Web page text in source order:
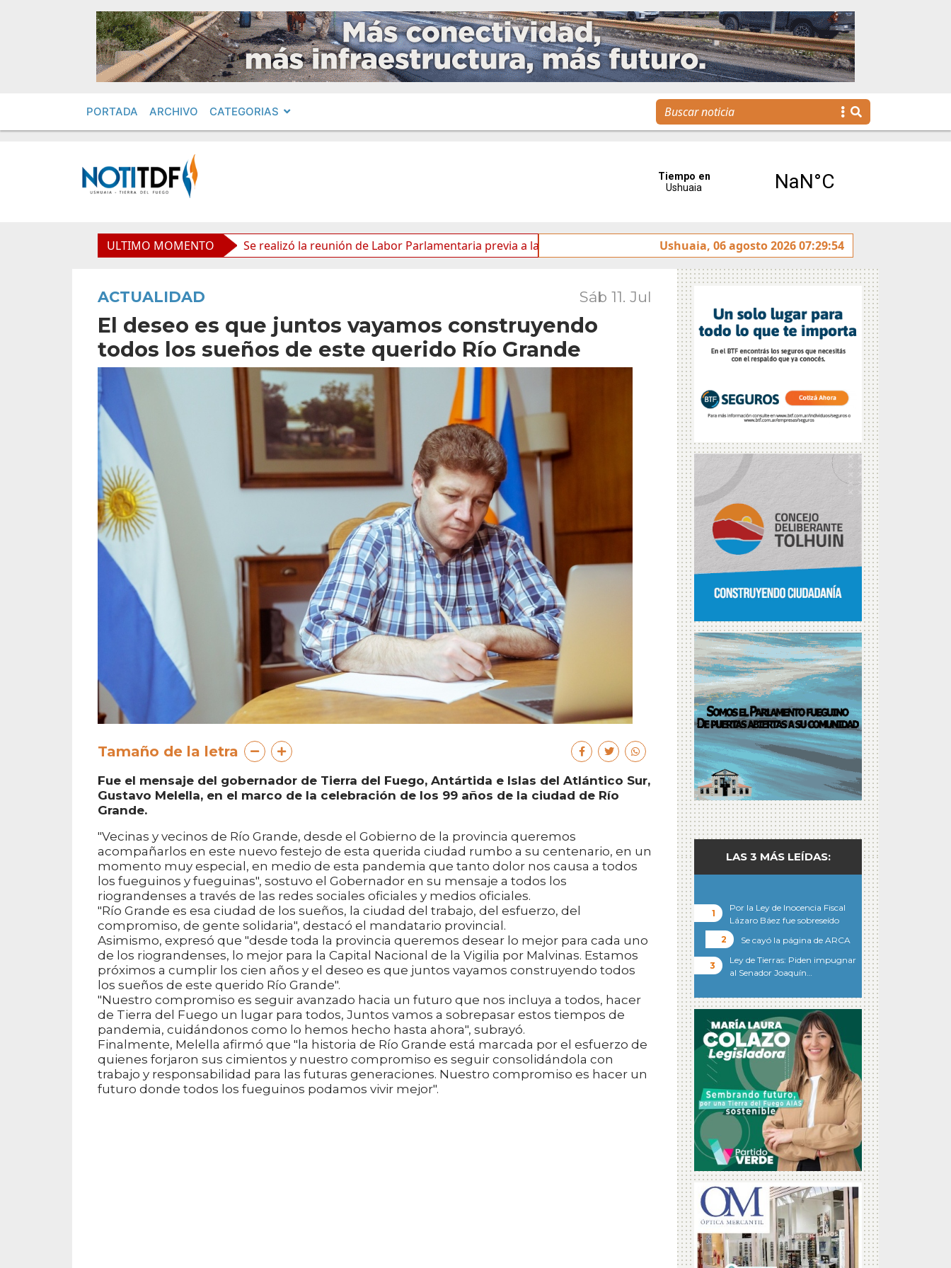
PORTADA ARCHIVO CATEGORIAS
ULTIMO MOMENTO
por «ficha limpia» Se realizó la reunión de Labor Parlamentaria previa a la 5.ª Sesión Ordinaria La Escuela Municipal de Emprendedores impulsa la
Ushuaia, 06 agosto 2026 07:29:54
ACTUALIDAD Sáb 11. Jul
El deseo es que juntos vayamos construyendo
todos los sueños de este querido Río Grande
Tamaño de la letra
Fue el mensaje del gobernador de Tierra del Fuego, Antártida e Islas del Atlántico Sur,
Gustavo Melella, en el marco de la celebración de los 99 años de la ciudad de Río
Grande.
"Vecinas y vecinos de Río Grande, desde el Gobierno de la provincia queremos
acompañarlos en este nuevo festejo de esta querida ciudad rumbo a su centenario, en un
momento muy especial, en medio de esta pandemia que tanto dolor nos causa a todos
los fueguinos y fueguinas", sostuvo el Gobernador en su mensaje a todos los
riograndenses a través de las redes sociales oficiales y medios oficiales.
"Río Grande es esa ciudad de los sueños, la ciudad del trabajo, del esfuerzo, del
compromiso, de gente solidaria", destacó el mandatario provincial.
Asimismo, expresó que "desde toda la provincia queremos desear lo mejor para cada uno
de los riograndenses, lo mejor para la Capital Nacional de la Vigilia por Malvinas. Estamos
próximos a cumplir los cien años y el deseo es que juntos vayamos construyendo todos
los sueños de este querido Río Grande".
"Nuestro compromiso es seguir avanzado hacia un futuro que nos incluya a todos, hacer
de Tierra del Fuego un lugar para todos, Juntos vamos a sobrepasar estos tiempos de
pandemia, cuidándonos como lo hemos hecho hasta ahora", subrayó.
Finalmente, Melella afirmó que "la historia de Río Grande está marcada por el esfuerzo de
quienes forjaron sus cimientos y nuestro compromiso es seguir consolidándola con
trabajo y responsabilidad para las futuras generaciones. Nuestro compromiso es hacer un
futuro donde todos los fueguinos podamos vivir mejor".
LAS 3 MÁS LEÍDAS:
Por la Ley de Inocencia Fiscal
Lázaro Báez fue sobreseído
Se cayó la página de ARCA
Ley de Tierras: Piden impugnar
al Senador Joaquín…